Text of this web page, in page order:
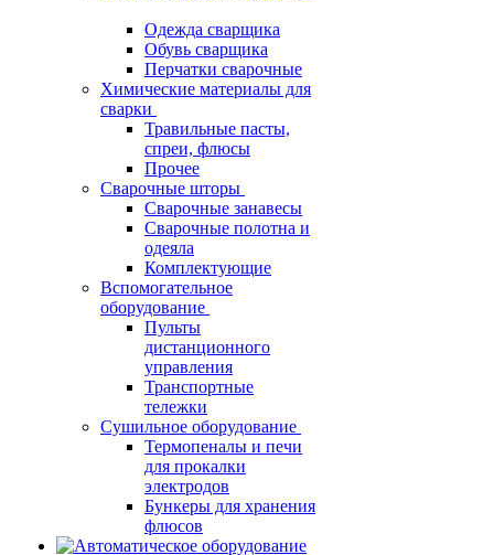
Одежда сварщика
Обувь сварщика
Перчатки сварочные
Химические материалы для
сварки
Травильные пасты,
спреи, флюсы
Прочее
Сварочные шторы
Сварочные занавесы
Сварочные полотна и
одеяла
Комплектующие
Вспомогательное
оборудование
Пульты
дистанционного
управления
Транспортные
тележки
Сушильное оборудование
Термопеналы и печи
для прокалки
электродов
Бункеры для хранения
флюсов